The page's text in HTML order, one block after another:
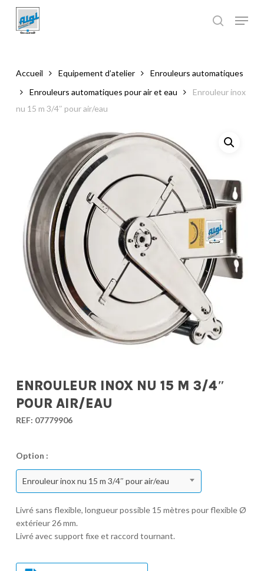
main
Accueil Equipement d’atelier
Enrouleurs automatiques
Enrouleurs automatiques pour air et eau
Enrouleur inox
nu 15 m 3/4″ pour air/eau
ENROULEUR INOX NU 15 M 3/4″
POUR AIR/EAU
REF: 07779906
Option :
Enrouleur inox nu 15 m 3/4″ pour air/eau
Livré sans flexible, longueur possible 15 mètres pour flexible Ø
extérieur 26 mm.
Livré avec support fixe et raccord tournant.